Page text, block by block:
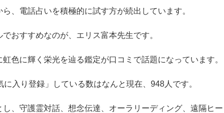
、電話占いを積極的に試す方が続出しています。
おすすめなのが、エリス富本先生です。
色に輝く栄光を辿る鑑定が口コミで話題になっています。
入り登録」している数はなんと現在、948人です。
、守護霊対話、想念伝達、オーラリーディング、遠隔ヒー